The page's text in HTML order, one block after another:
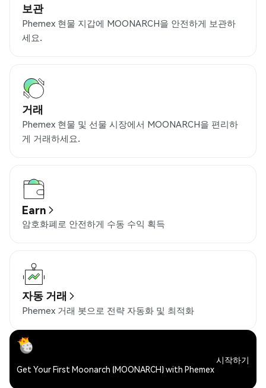
보관
Phemex 현물 지갑에 MOONARCH을 안전하게 보관하
세요.
거래
Phemex 현물 및 선물 시장에서 MOONARCH을 편리하
게 거래하세요.
Earn
암호화폐로 안전하게 수동 수익 획득
자동 거래
Phemex 거래 봇으로 전략 자동화 및 최적화
Get Your First Moonarch (MOONARCH) with Phemex
시작하기